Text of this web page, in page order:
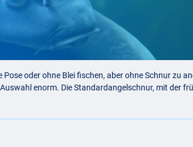
oder ohne Blei fischen, aber ohne Schnur zu
enorm. Die Standardangelschnur, mit der